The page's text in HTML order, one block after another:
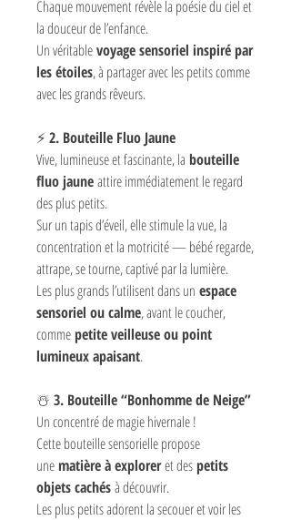
Chaque mouvement révèle la poésie du ciel et
la douceur de l’enfance.
Un véritablevoyage sensoriel inspiré par
les étoiles, à partager avec les petits comme
avec les grands rêveurs.
⚡2. Bouteille Fluo Jaune
Vive, lumineuse et fascinante, la bouteille
fluo jauneattire immédiatement le regard
des plus petits.
Sur un tapis d’éveil, elle stimule la vue, la
concentration et la motricité — bébé regarde,
attrape, se tourne, captivé par la lumière.
Les plus grands l’utilisent dans un espace
sensoriel ou calme, avant le coucher,
comme petite veilleuse ou point
lumineux apaisant.
☃️ 3. Bouteille “Bonhomme de Neige”
Un concentré de magie hivernale !
Cette bouteille sensorielle propose
une matière à exploreret des petits
objets cachésà découvrir.
Les plus petits adorent la secouer et voir les